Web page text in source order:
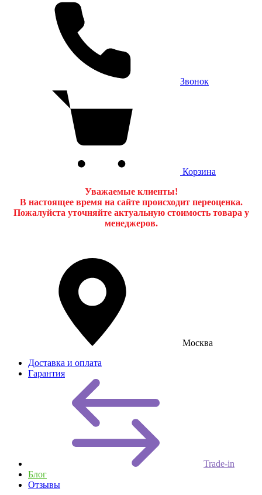
Звонок
Корзина
Уважаемые клиенты!
В настоящее время на сайте происходит переоценка.
Пожалуйста уточняйте актуальную стоимость товара у
менеджеров.
Москва
Доставка и оплата
Гарантия
Trade-in
Блог
Отзывы